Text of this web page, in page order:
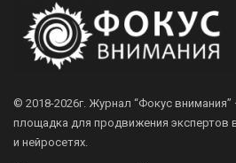
© 2018-2026г. Журнал “Фокус внимания”
площадка для продвижения экспертов
и нейросетях.